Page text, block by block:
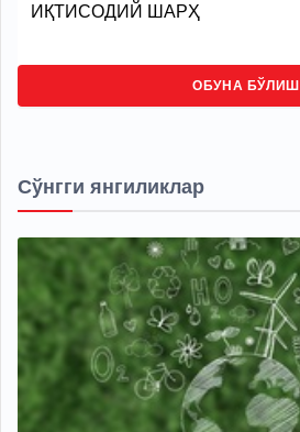
ИҚТИСОДИЙ ШАРҲ
ОБУНА БЎЛИШ
Сўнгги янгиликлар